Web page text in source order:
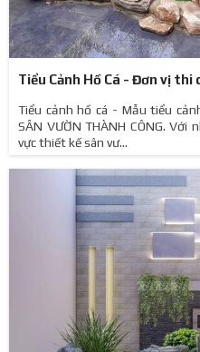
Tiểu Cảnh Hồ Cá - Đơn vị
Tiểu cảnh hồ cá - Mẫu tiểu
SÂN VƯỜN THÀNH CÔNG.
vực thiết kế sân vư...